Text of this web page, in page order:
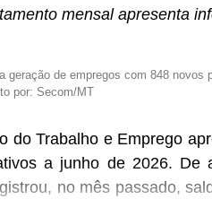
a regulamentação geral da
vigor desde 2024, a
e candidatos.
Renato Opice Blum,
mensal apresenta
geração de empregos com 848
por: Secom/MT
do Trabalho e Emprego
a junho de 2026. De
no mês passado,